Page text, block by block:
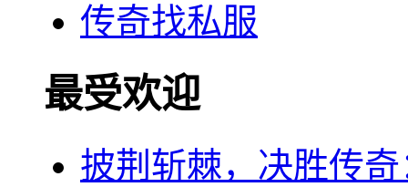
传奇找私服
最受欢迎
披荆斩棘，决胜传